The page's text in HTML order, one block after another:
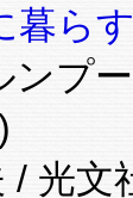
暮ら
ンプ
/ 光文